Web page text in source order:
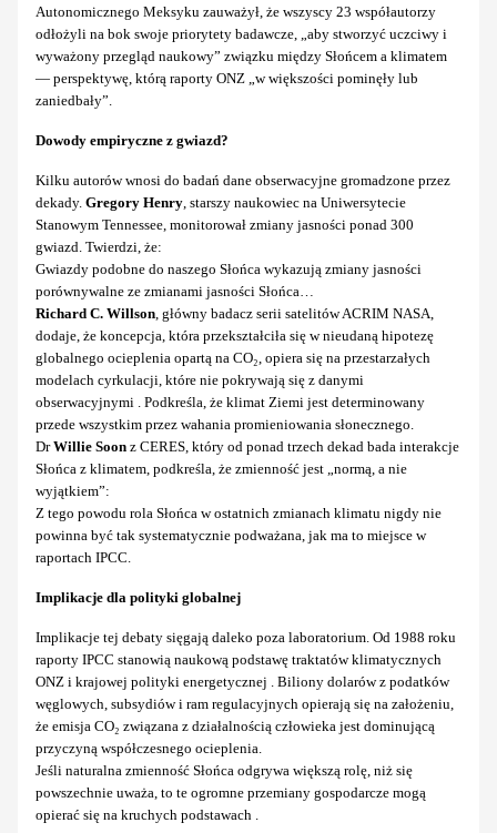
Autonomicznego Meksyku zauważył, że wszyscy 23 współautorzy
odłożyli na bok swoje priorytety badawcze, „aby stworzyć uczciwy i
wyważony przegląd naukowy” związku między Słońcem a klimatem
— perspektywę, którą raporty ONZ „w większości pominęły lub
zaniedbały”.
Dowody empiryczne z gwiazd?
Kilku autorów wnosi do badań dane obserwacyjne gromadzone przez
dekady. Gregory Henry, starszy naukowiec na Uniwersytecie
Stanowym Tennessee, monitorował zmiany jasności ponad 300
gwiazd. Twierdzi, że:
Gwiazdy podobne do naszego Słońca wykazują zmiany jasności
porównywalne ze zmianami jasności Słońca…
Richard C. Willson, główny badacz serii satelitów ACRIM NASA,
dodaje, że koncepcja, która przekształciła się w nieudaną hipotezę
globalnego ocieplenia opartą na CO₂, opiera się na przestarzałych
modelach cyrkulacji, które nie pokrywają się z danymi
obserwacyjnymi . Podkreśla, że klimat Ziemi jest determinowany
przede wszystkim przez wahania promieniowania słonecznego.
DrWillie Soon z CERES, który od ponad trzech dekad bada interakcje
Słońca z klimatem, podkreśla, że zmienność jest „normą, a nie
wyjątkiem”:
Z tego powodu rola Słońca w ostatnich zmianach klimatu nigdy nie
powinna być tak systematycznie podważana, jak ma to miejsce w
raportach IPCC.
Implikacje dla polityki globalnej
Implikacje tej debaty sięgają daleko poza laboratorium. Od 1988 roku
raporty IPCC stanowią naukową podstawę traktatów klimatycznych
ONZ i krajowej polityki energetycznej . Biliony dolarów z podatków
węglowych, subsydiów i ram regulacyjnych opierają się na założeniu,
że emisja CO₂ związana z działalnością człowieka jest dominującą
przyczyną współczesnego ocieplenia.
Jeśli naturalna zmienność Słońca odgrywa większą rolę, niż się
powszechnie uważa, to te ogromne przemiany gospodarcze mogą
opierać się na kruchych podstawach .